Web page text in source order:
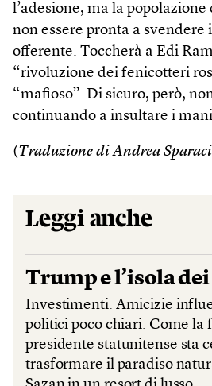
l’adesione, ma la
non essere pronta a svendere
offerente. Toccherà a Edi
“rivoluzione dei fenicotteri
“mafioso”. Di sicuro, però,
continuando a insultare i
(Traduzione di Andrea
Leggi anche
Trump e l’isola
Investimenti. Amicizie
politici poco chiari. Come la
presidente statunitense sta
trasformare il paradiso